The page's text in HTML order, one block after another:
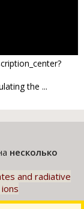
the ...
несколько
and radiative